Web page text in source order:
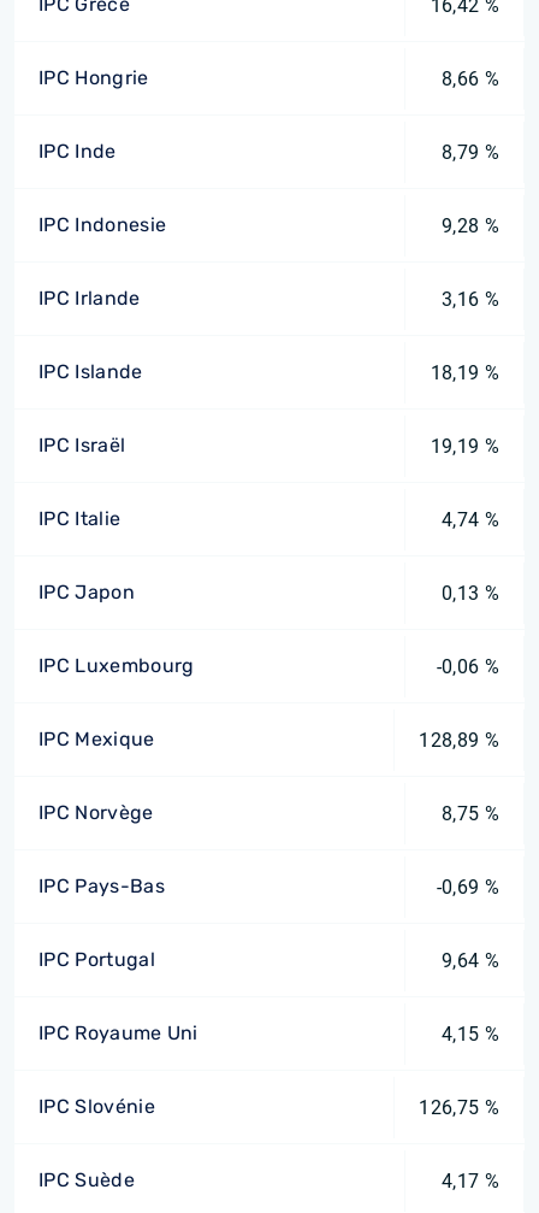
16,42 %
IPC Hongrie 8,66 %
IPC Inde 8,79 %
IPC Indonesie 9,28 %
IPC Irlande 3,16 %
IPC Islande 18,19 %
IPC Israël 19,19 %
IPC Italie 4,74 %
IPC Japon 0,13 %
IPC Luxembourg -0,06 %
IPC Mexique 128,89 %
IPC Norvège 8,75 %
IPC Pays-Bas -0,69 %
IPC Portugal 9,64 %
IPC Royaume Uni 4,15 %
IPC Slovénie 126,75 %
IPC Suède 4,17 %